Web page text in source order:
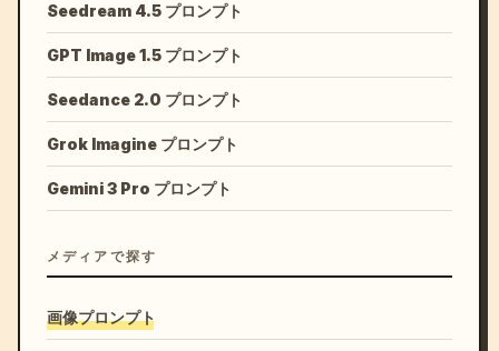
Seedream 4.5 プロンプト
GPT Image 1.5 プロンプト
Seedance 2.0 プロンプト
Grok Imagine プロンプト
Gemini 3 Pro プロンプト
メディアで探す
画像プロンプト